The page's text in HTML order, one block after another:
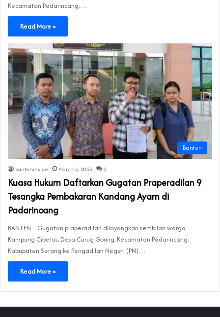
Kecamatan Padarincang,…
Read More »
Banten
banteninside March 5, 2025 0
Kuasa Hukum Daftarkan Gugatan Praperadilan 9
Tesangka Pembakaran Kandang Ayam di
Padarincang
BANTEN – Gugatan praperadilan dilayangkan sembilan warga
Kampung Cibetus, Desa Curug Goong, Kecamatan Padarincang,
Kabupaten Serang ke Pengadilan Negeri (PN)…
Read More »